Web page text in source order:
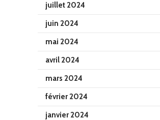
juillet 2024
juin 2024
mai 2024
avril 2024
mars 2024
février 2024
janvier 2024